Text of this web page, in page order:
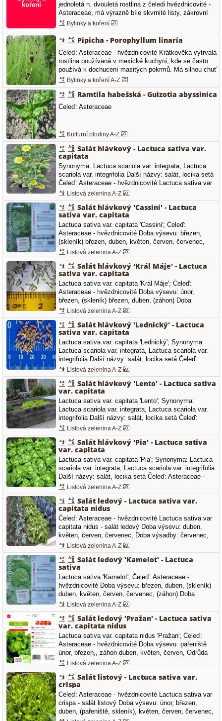
jednoletá n. dvouletá rostlina z čeledi hvězdnicovité -
Asteraceae, má výrazně bíle skvrnité listy, zákrovní
listeny jsou ukončeny dlouhým ostnem. Jeho
vlastních rostlin může být problematické - jeho květy
bývají napadány bejlomorkami.…
Bylinky a koření
Pipicha - Porophyllum linaria
Čeleď: Asteraceae - hvězdnicovité Krátkověká vytrvalá
rostlina používaná v mexické kuchyni, kde se často
používá k dochucení masitých pokrmů. Má silnou chuť
podobnou čerstvému ​​koriandru s tóny citronu a anýzu.
Bylinky a koření A-Z
Ramtila habešská - Guizotia abyssinica
Čeleď: Asteraceae
Kulturní plodiny A-Z
Salát hlávkový - Lactuca sativa var.
capitata
Synonyma: Lactuca scariola var. integrata, Lactuca
scariola var. integrifolia Další názvy: salát, locika setá
Čeleď: Asteraceae - hvězdnicovité Lactuca sativa var
capitata - salát hlávkový Lactuca sativa var capitata -
salát hlávkový Salát hlávkový raný Doba výsevu: únor,
březen, (pařeniště, skleník) Doba výsadby: březen,…
Listová zelenina A-Z
Salát hlávkový 'Cassini' - Lactuca
sativa var. capitata
Lactuca sativa var. capitata 'Cassini'; Čeleď:
Asteraceae - hvězdnicovité Doba výsevu: březen,
(skleník) březen, duben, květen, červen, červenec,
(záhon) Doba výsadby: duben, květen, červen,
červenec, Spon: 30 x 25 cm Doba sklizně (sběru):
květen, červen, červenec, srpen, září, říjen, Salát
hlávkový celoroční 'Cassini'…
Listová zelenina A-Z
Salát hlávkový 'Král Máje' - Lactuca
sativa var. capitata
Lactuca sativa var. capitata 'Král Máje'; Čeleď:
Asteraceae - hvězdnicovité Doba výsevu: únor,
březen, (skleník) březen, duben, (záhon) Doba
výsadby: duben, Doba sklizně (sběru): květen, červen,
Jarní, polní salát. Předpěstované sazenice
vysazujeme mělce nebo osivo vyséváme mělce přímo
do téhož sponu na záhon a vyjednotíme.…
Listová zelenina A-Z
Salát hlávkový 'Lednický' - Lactuca
sativa var. capitata
Lactuca sativa var. capitata 'Lednický'; Synonyma:
Lactuca scariola var. integrata, Lactuca scariola var.
integrifolia Další názvy: salát, locika setá Čeleď:
Asteraceae - hvězdnicovité Doba výsevu: leden, únor,
(pařeniště, skleník) Doba výsadby: březen, duben,
Spon: 25 x 25 cm Doba sklizně (sběru): duben, květen,
Odrůda vhodná…
Listová zelenina A-Z
Salát hlávkový 'Lento' - Lactuca sativa
var. capitata
Lactuca sativa var. capitata 'Lento'; Synonyma:
Lactuca scariola var. integrata, Lactuca scariola var.
integrifolia Další názvy: salát, locika setá Čeleď:
Asteraceae - hvězdnicovité "Celoroční salát" pro polní
pěstování. Vysoká odolnost k vykvétání. Doba
výsevu: březen, duben, květen, červen, červenec,
(záhon) Doba sklizně…
Listová zelenina A-Z
Salát hlávkový 'Pia' - Lactuca sativa
var. capitata
Lactuca sativa var. capitata 'Pia'; Synonyma: Lactuca
scariola var. integrata, Lactuca scariola var. integrifolia
Další názvy: salát, locika setá Čeleď: Asteraceae -
hvězdnicovité - velmi raná odrůda - je velice vhodná
ven, do skleníků či fóliovníků - přirůstá i při malé
intenzitě světla
Listová zelenina A-Z
Salát ledový - Lactuca sativa var.
capitata nidus
Čeleď: Asteraceae - hvězdnicovité Lactuca sativa var
capitata nidus - salát ledový Doba výsevu: duben,
květen, červen, červenec, Doba výsadby: červenec,
srpen, Spon: 30 x 40 cm Vegetační doba (dny): 80 -
100 Počet semen v 1 g: 800 - 1200 Doba sklizně
(sběru): červen, červenec, srpen, září, říjen, Trať: II. -
III. Salát ledový…
Listová zelenina A-Z
Salát ledový 'Kamelot' - Lactuca
sativa
Lactuca sativa 'Kamelot'; Čeleď: Asteraceae -
hvězdnicovité Doba výsevu: březen, duben, (skleník)
duben, květen, červen, červenec, (záhon) Doba
výsadby: duben, květen, červen, červenec, srpen,
Spon: 30 x 30 cm Doba sklizně (sběru): červen,
červenec, srpen, září, říjen, Salát ledový celoroční
'Kamelot' - výborný ledový…
Listová zelenina A-Z
Salát ledový 'Pražan' - Lactuca sativa
var. capitata nidus
Lactuca sativa var. capitata nidus 'Pražan'; Čeleď:
Asteraceae - hvězdnicovité Doba výsevu: pařeniště
únor, březen,, záhon duben, květen, červen, Odrůda
ledového salátu, která tvoří kompaktní hlávky se
žlutozelenými listy. Odolný proti vybíhání do květu.
Listová zelenina A-Z
Salát listový - Lactuca sativa var.
crispa
Čeleď: Asteraceae - hvězdnicovité Lactuca sativa var
crispa - salát listový Doba výsevu: únor, březen,
duben, (pařeniště, skleník), květen, červen, červenec,